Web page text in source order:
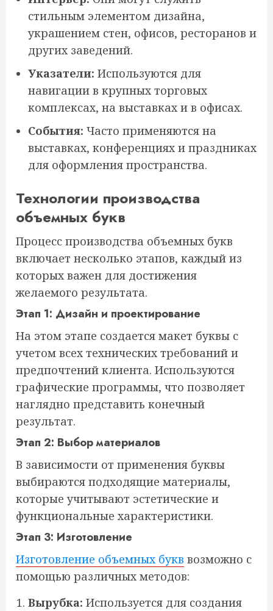
стильным элементом дизайна,
украшением стен, офисов, ресторанов и
других заведений.
Указатели: Используются для
навигации в крупных торговых
комплексах, на выставках и в офисах.
События: Часто применяются на
выставках, конференциях и праздниках
для оформления пространства.
Технологии производства
объемных букв
Процесс производства объемных букв
включает несколько этапов, каждый из
которых важен для достижения
желаемого результата.
Этап 1: Дизайн и проектирование
На этом этапе создается макет буквы с
учетом всех технических требований и
предпочтений клиента. Используются
графические программы, что позволяет
наглядно представить конечный
результат.
Этап 2: Выбор материалов
В зависимости от применения буквы
выбираются подходящие материалы,
которые учитывают эстетические и
функциональные характеристики.
Этап 3: Изготовление
Изготовление объемных букв возможно с
помощью различных методов:
Вырубка: Используется для создания